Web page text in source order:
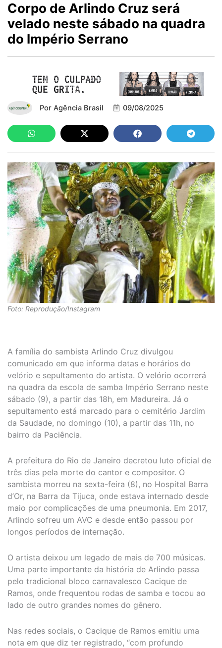
Corpo de Arlindo Cruz será
velado neste sábado na quadra
do Império Serrano
Por Agência Brasil 09/08/2025
Foto: Reprodução/Instagram
A família do sambista Arlindo Cruz divulgou
comunicado em que informa datas e horários do
velório e sepultamento do artista. O velório ocorrerá
na quadra da escola de samba Império Serrano neste
sábado (9), a partir das 18h, em Madureira. Já o
sepultamento está marcado para o cemitério Jardim
da Saudade, no domingo (10), a partir das 11h, no
bairro da Paciência.
A prefeitura do Rio de Janeiro decretou luto oficial de
três dias pela morte do cantor e compositor. O
sambista morreu na sexta-feira (8), no Hospital Barra
d’Or, na Barra da Tijuca, onde estava internado desde
maio por complicações de uma pneumonia. Em 2017,
Arlindo sofreu um AVC e desde então passou por
longos períodos de internação.
O artista deixou um legado de mais de 700 músicas.
Uma parte importante da história de Arlindo passa
pelo tradicional bloco carnavalesco Cacique de
Ramos, onde frequentou rodas de samba e tocou ao
lado de outro grandes nomes do gênero.
Nas redes sociais, o Cacique de Ramos emitiu uma
nota em que diz ter registrado, “com profundo